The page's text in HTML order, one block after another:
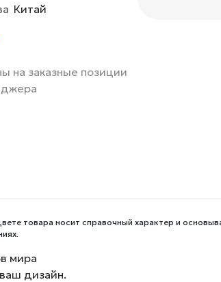
Китай
на заказные позиции
товара носит справочный характер и
мира
дизайн.